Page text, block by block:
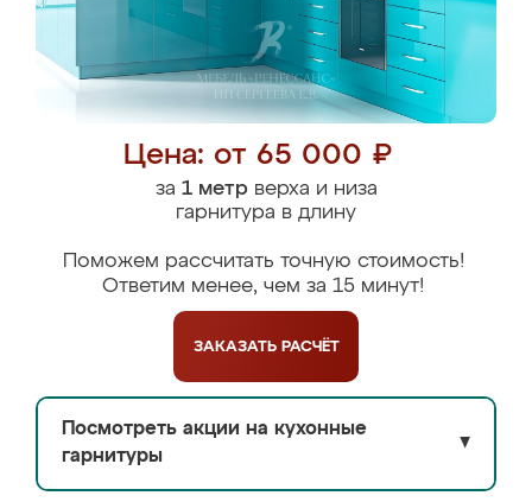
Цена: от 65 000 ₽
за 1 метрверха и низа
гарнитура в длину
Поможем рассчитать точную стоимость!
Ответим менее, чем за 15 минут!
ЗАКАЗАТЬ РАСЧЁТ
Посмотреть акции на кухонные
гарнитуры
▼